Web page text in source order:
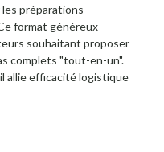
préparations
format généreux
souhaitant proposer
complets "tout-en-un".
allie efficacité logistique